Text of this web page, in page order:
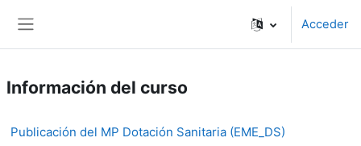
Acceder
Información del curso
Publicación del MP Dotación Sanitaria (EME_DS)